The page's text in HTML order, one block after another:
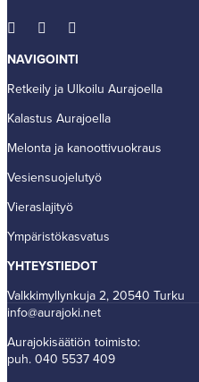
NAVIGOINTI
Retkeily ja Ulkoilu Aurajoella
Kalastus Aurajoella
Melonta ja kanoottivuokraus
Vesiensuojelutyö
Vieraslajityö
Ympäristökasvatus
YHTEYSTIEDOT
Valkkimyllynkuja 2, 20540 Turku
info@aurajoki.net
Aurajokisäätiön toimisto:
puh. 040 5537 409